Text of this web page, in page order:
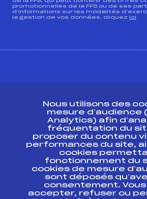
promotionnelles de la FFS ou de ses
d’informations sur les modalités
la gestion de vos données, cliquez ici
ESPACE PRESSE
Ressources
Pass’Neige
Projet sportif fédéral
Projet de performance
Antidopage
Pôle Développement,
Nous utilisons des
mesure d’audience
Analytics) afin
fréquentation du
proposer du contenu
performances du site,
cookies
fonctionnement du
cookies de mesure
sont déposés
consentement.
accepter, refuser ou